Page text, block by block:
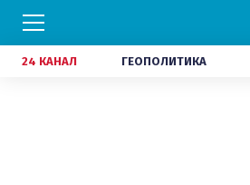
24 КАНАЛ ГЕОПОЛИТИКА